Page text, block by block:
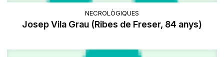
NECROLÒGIQUES
Josep Vila Grau (Ribes de Freser, 84 anys)